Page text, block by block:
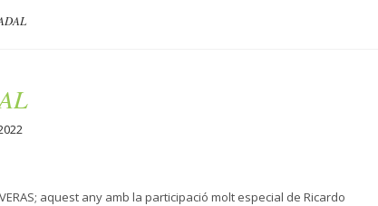
aquest any amb la participació molt especial de Ricardo